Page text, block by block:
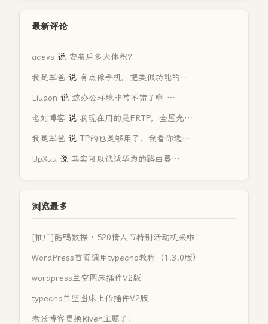
最新评论
acevs 说 安装后多大体积？
我是军爸 说 有点像手机，把类似功能的…
Liudon 说 这办公环境非常不错了啊 …
老刘博客 说 我现在用的是FRTP，全屋光…
我是军爸 说 TP的也是够用了，我看你选…
UpXuu 说 其实可以试试华为的路由器…
浏览最多
[推广]酷鸭数据 · 520情人节特别活动机来啦！
WordPress首页调用typecho教程（1.3.0版）
wordpress兰空图床插件V2版
typecho兰空图床上传插件V2版
老张博客更换Riven主题了！